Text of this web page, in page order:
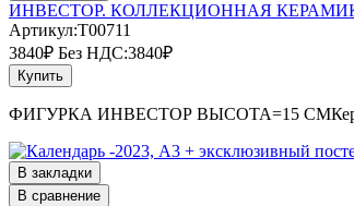
ИНВЕСТОР. КОЛЛЕКЦИОННАЯ
Артикул:T00711
3840₽ Без НДС:3840₽
Купить
ФИГУРКА ИНВЕСТОР ВЫСОТА=15
В закладки
В сравнение